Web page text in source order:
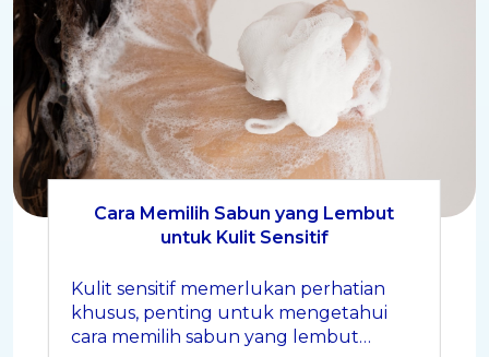
Cara Memilih Sabun yang Lembut
untuk Kulit Sensitif
Kulit sensitif memerlukan perhatian
khusus, penting untuk mengetahui
cara memilih sabun yang lembut